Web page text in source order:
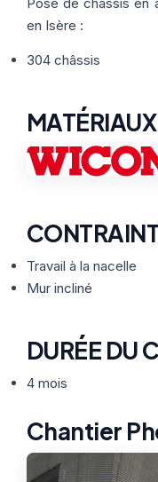
Nos Formules
en Isère :
304 châssis
MATÉRIAUX
Travail à la nacelle
Mur incliné
DURÉE DU
4 mois
Chantier